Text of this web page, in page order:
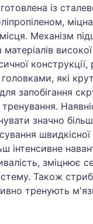
із
Механізм
які
запобігання
значно
інтенсивне
зміцнює
Також
тренують